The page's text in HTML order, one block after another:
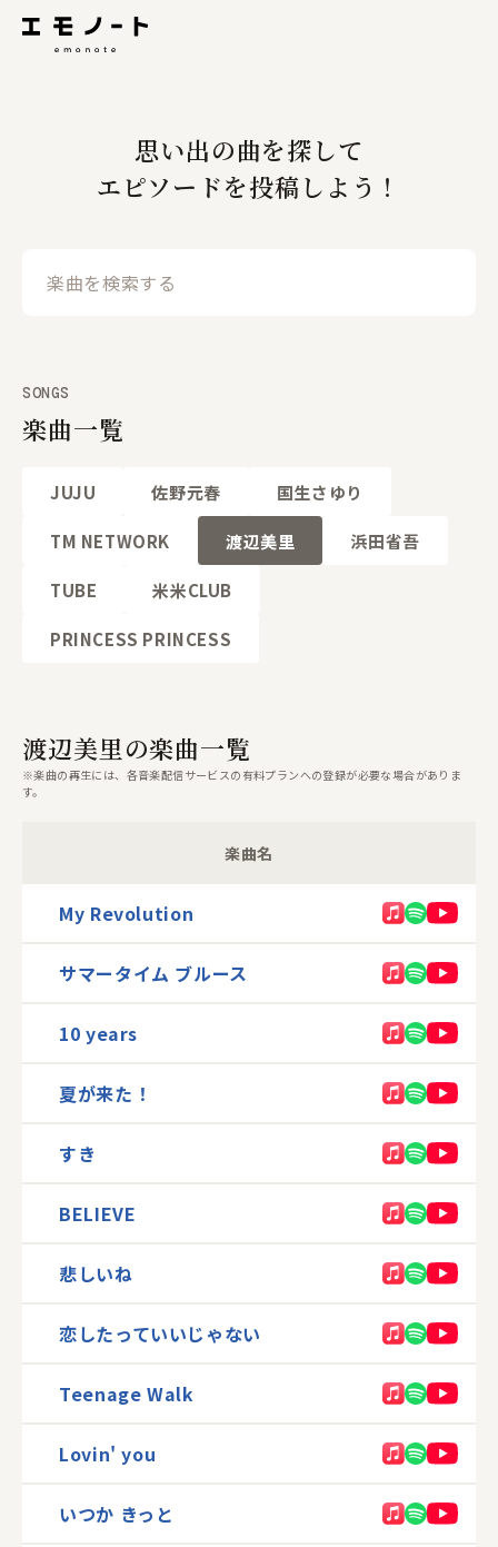
思い出の曲を探して
エピソードを投稿しよう！
SONGS
楽曲一覧
JUJU 佐野元春 国生さゆり
TM NETWORK 渡辺美里 浜田省吾
TUBE 米米CLUB
PRINCESS PRINCESS
渡辺美里の楽曲一覧
※楽曲の再生には、各音楽配信サービスの有料プランへの登録が必要な場合がありま
す。
楽曲名
My Revolution
サマータイム ブルース
10 years
夏が来た！
すき
BELIEVE
悲しいね
恋したっていいじゃない
Teenage Walk
Lovin' you
いつか きっと